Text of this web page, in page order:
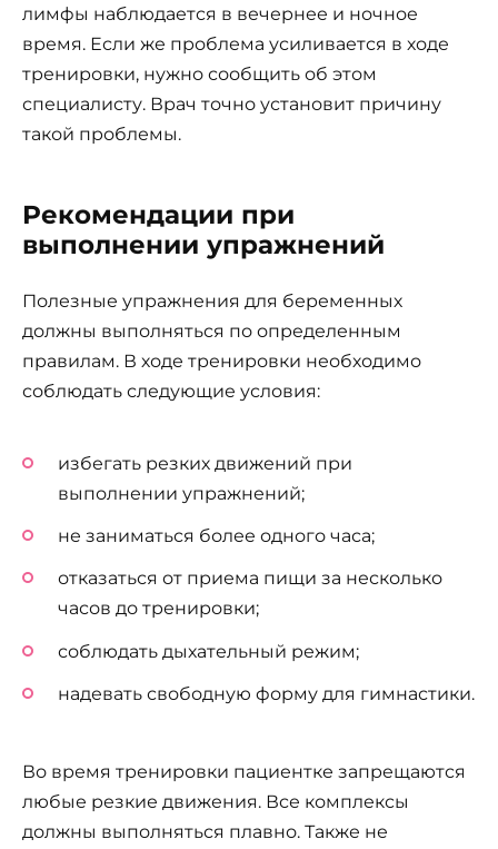
лимфы наблюдается в вечернее и ночное
время. Если же проблема усиливается в ходе
тренировки, нужно сообщить об этом
специалисту. Врач точно установит причину
такой проблемы.
Рекомендации при
выполнении упражнений
Полезные упражнения для беременных
должны выполняться по определенным
правилам. В ходе тренировки необходимо
соблюдать следующие условия:
избегать резких движений при
выполнении упражнений;
не заниматься более одного часа;
отказаться от приема пищи за несколько
часов до тренировки;
соблюдать дыхательный режим;
надевать свободную форму для гимнастики.
Во время тренировки пациентке запрещаются
любые резкие движения. Все комплексы
должны выполняться плавно. Также не